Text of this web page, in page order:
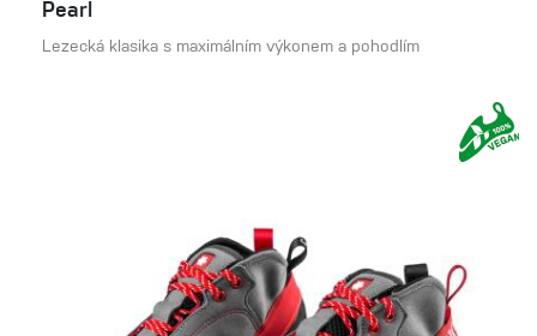
Pearl
Lezecká klasika s maximálním výkonem a pohodlím